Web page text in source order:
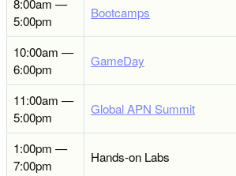
5:00pm
Bootcamps
10:00am —
6:00pm
GameDay
11:00am —
5:00pm
Global APN Summit
1:00pm —
7:00pm
Hands-on Labs